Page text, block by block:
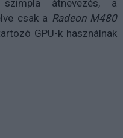
átnevezés, a
csak a Radeon M480
GPU-k használnak